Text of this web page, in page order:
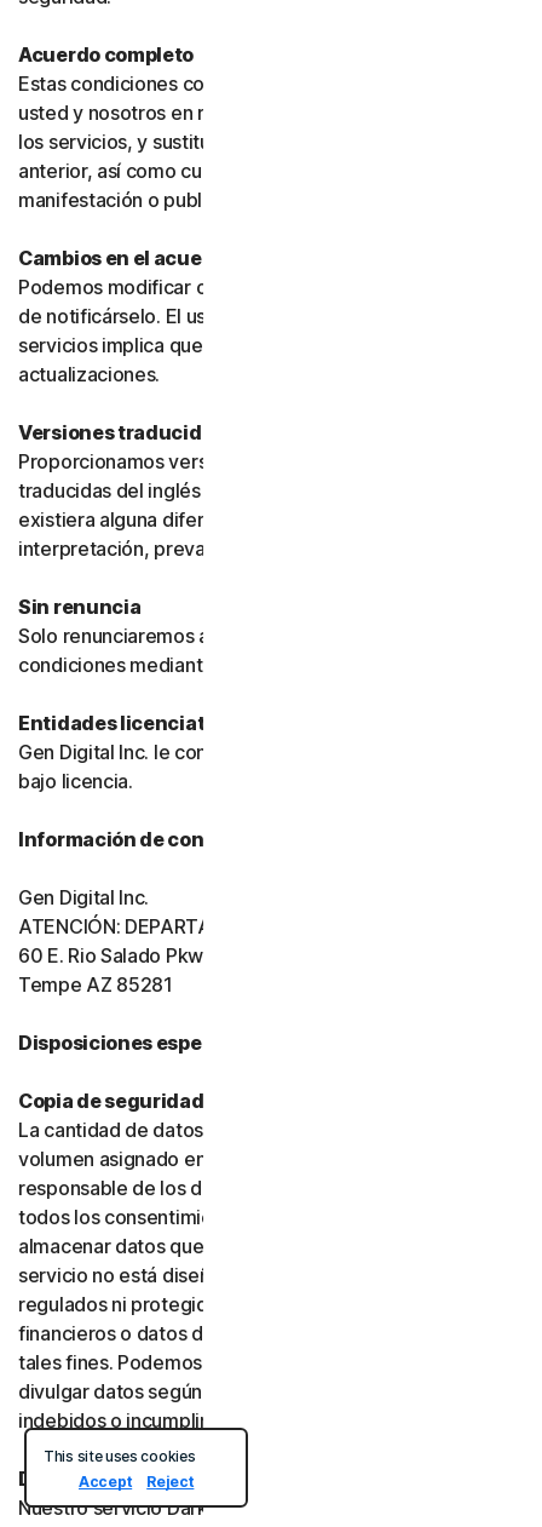
Acuerdo completo
Estas condiciones constituyen el acuerdo íntegro entre
usted y nosotros en relación con su uso del software y
los servicios, y sustituyen cualquier acuerdo o condición
anterior, así como cualquier otra comunicación,
manifestación o publicidad relacionada con ellos.
Cambios en el acuerdo
Podemos modificar o actualizar el acuerdo sin necesidad
de notificárselo. El uso continuado de los productos o
servicios implica que usted acepta dichos cambios o
actualizaciones.
Versiones traducidas
Proporcionamos versiones de estas condiciones
traducidas del inglés únicamente para su comodidad. Si
existiera alguna diferencia de significado o
interpretación, prevalecerá la versión en inglés.
Sin renuncia
Solo renunciaremos a una disposición de estas
condiciones mediante un documento firmado.
Entidades licenciatarias
Gen Digital Inc. le concede el software y los servicios
bajo licencia.
Información de contacto de Gen Digital
Gen Digital Inc.
ATENCIÓN: DEPARTAMENTO LEGAL
60 E. Rio Salado Pkwy, Ste 1000
Tempe AZ 85281
Disposiciones específicas del producto:
Copia de seguridad en la nube o en línea
La cantidad de datos que puede almacenar se limita al
volumen asignado en su plan. Usted es el único
responsable de los datos que almacene y debe obtener
todos los consentimientos necesarios antes de
almacenar datos que pertenezcan a terceros. Este
servicio no está diseñado para almacenar datos
regulados ni protegidos, como datos de servicios
financieros o datos de salud, y no debe utilizarse con
tales fines. Podemos supervisar, revisar, conservar y
divulgar datos según lo exija la ley o para investigar usos
indebidos o incumplimientos.
Dark Web Monitoring
Nuestro servicio Dark Web Monitoring no está disponible
This site uses cookies
Accept
Reject